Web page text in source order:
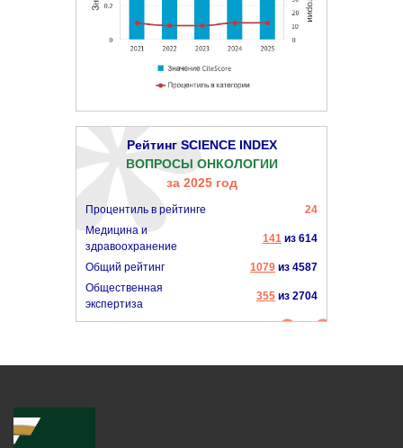
Рейтинг SCIENCE INDEX
ВОПРОСЫ ОНКОЛОГИИ
за 2025 год
Процентиль в рейтинге
24
Медицина и
здравоохранение
141из 614
Общий рейтинг 1079из 4587
Общественная
экспертиза
355из 2704